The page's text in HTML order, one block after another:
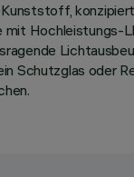
mit
Schutzglas